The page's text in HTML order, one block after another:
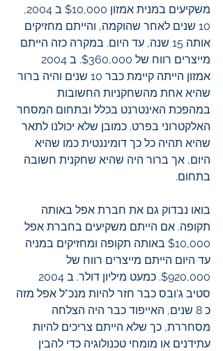
משקיעים במנית אמזון $10,000 ב 2004,
10 שנים לאחר שהוקמה, והייתם מחזיקים
אותה 15 שנה, עד היום. במקרה כזה הייתם
אמזון הייתה קיימת כבר 10 שנים והיה ברור
שהיא אחת מהשחקניות החשובות
במהפכת האינטרנט בכלל ובתחום המסחר
האלקטרוני בפרט. כמובן שלא יכולנו לתאר
שהיא תהיה כל כך דומיננטית כמו שהיא
היום, אך ברור היה שהיא שחקנית חשובה
בתחום.
בואו נבדוק גם את חברת אפל באותה
תקופה. אם הייתם משקיעים בחברת אפל
$10,000 באותה תקופה ומחזיקים במניה
עד היום הייתם מייצרים רווח של
סטיב ג'ובס כבר חזר להיות מנכ"ל אפל מזה
כ 8 שנים, האייפוד כבר היה הצלחה
מסחררת, כך שלא הייתם צריכים להיות
עתידנים או מומחי טכנולוגיה כדי להבין